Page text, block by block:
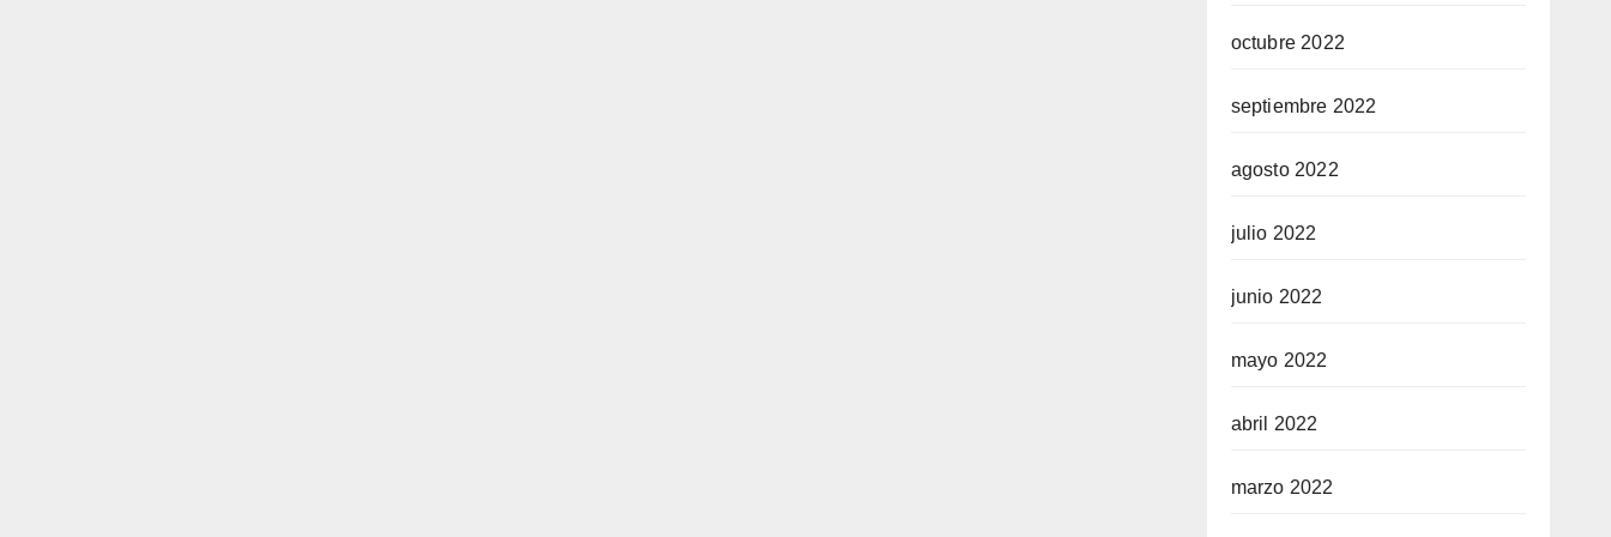
octubre 2022
septiembre 2022
agosto 2022
julio 2022
junio 2022
mayo 2022
abril 2022
marzo 2022